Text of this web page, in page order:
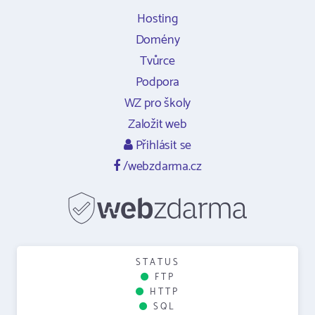
Hosting
Domény
Tvůrce
Podpora
WZ pro školy
Založit web
Přihlásit se
/webzdarma.cz
STATUS
FTP
HTTP
SQL